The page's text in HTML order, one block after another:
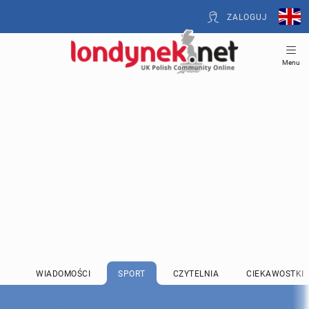
ZALOGUJ
Menu
WIADOMOŚCI SPORT CZYTELNIA CIEKAWOSTKI